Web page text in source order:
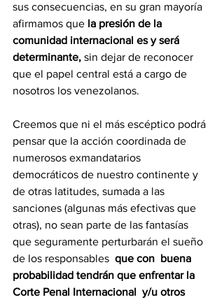
sus consecuencias, en su gran mayoría
afirmamos que la presión de la
comunidad internacional es y será
determinante, sin dejar de reconocer
que el papel central está a cargo de
nosotros los venezolanos.
Creemos que ni el más escéptico podrá
pensar que la acción coordinada de
numerosos exmandatarios
democráticos de nuestro continente y
de otras latitudes, sumada a las
sanciones (algunas más efectivas que
otras), no sean parte de las fantasías
que seguramente perturbarán el sueño
de los responsables que con  buena
probabilidad tendrán que enfrentar la
Corte Penal Internacional  y/u otros